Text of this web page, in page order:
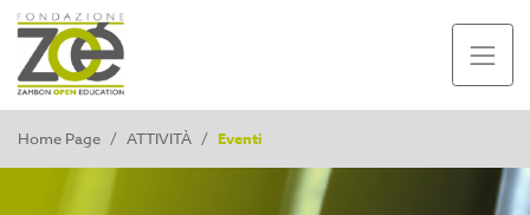
Home Page / ATTIVITÀ / Eventi